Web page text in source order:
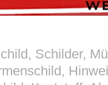
Schilder,